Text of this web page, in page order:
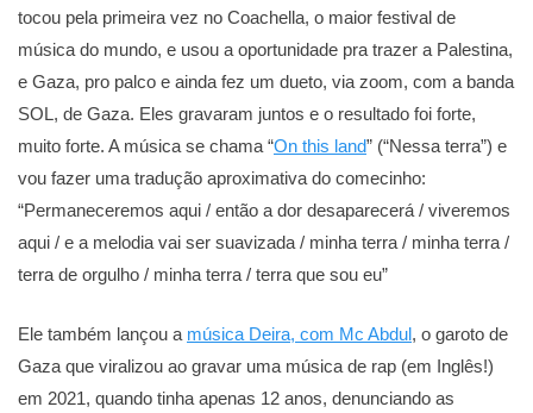
tocou pela primeira vez no Coachella, o maior festival de
música do mundo, e usou a oportunidade pra trazer a Palestina,
e Gaza, pro palco e ainda fez um dueto, via zoom, com a banda
SOL, de Gaza. Eles gravaram juntos e o resultado foi forte,
muito forte. A música se chama “On this land” (“Nessa terra”) e
vou fazer uma tradução aproximativa do comecinho:
“Permaneceremos aqui / então a dor desaparecerá / viveremos
aqui / e a melodia vai ser suavizada / minha terra / minha terra /
terra de orgulho / minha terra / terra que sou eu”
Ele também lançou a música Deira, com Mc Abdul, o garoto de
Gaza que viralizou ao gravar uma música de rap (em Inglês!)
em 2021, quando tinha apenas 12 anos, denunciando as